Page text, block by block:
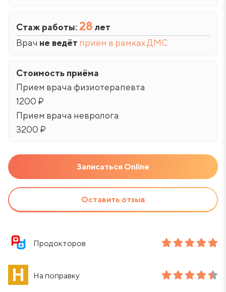
Стаж работы: 28 лет
Врач не ведёт приём в рамках ДМС
Стоимость приёма
Прием врача физиотерапевта
1200 ₽
Прием врача невролога
3200 ₽
Записаться Online
Оставить отзыв
Продокторов
На поправку